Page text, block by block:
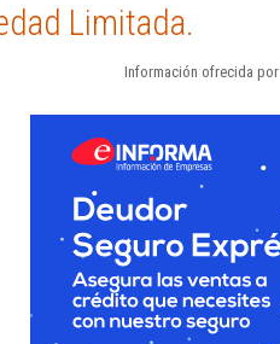
Limitada.
Información ofrecida por